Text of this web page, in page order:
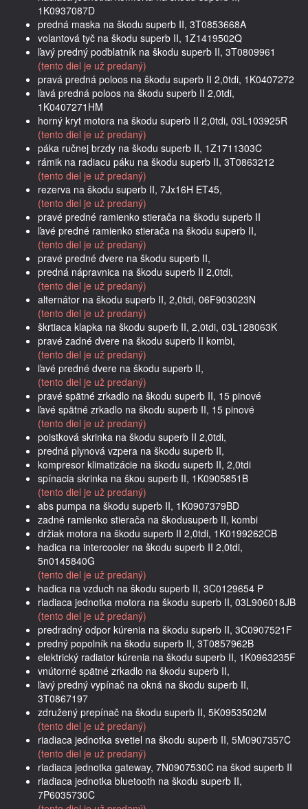
1K0937087D
predná maska na škodu superb II, 3T0853668A
volantová tyč na škodu superb II, 1Z1419502Q
ľavý predný podblatník na škodu superb II, 3T0809961
(tento diel je už predaný)
pravá predná poloos na škodu superb II 2,0tdi, 1K0407272
ľavá predná poloos na škodu superb II 2,0tdi,
1K0407271HM
horný kryt motora na škodu superb II 2,0tdi, 03L103925R
(tento diel je už predaný)
páka ručnej brzdy na škodu superb II, 1Z1711303C
rámik na radiacu páku na škodu superb II, 3T0863212
(tento diel je už predaný)
rezerva na škodu superb II, 7Jx16H ET45,
(tento diel je už predaný)
pravé predné ramienko stierača na škodu superb II
ľavé predné ramienko stierača na škodu superb II,
(tento diel je už predaný)
pravé predné dvere na škodu superb II,
predná nápravnica na škodu superb II 2,0tdi,
(tento diel je už predaný)
alternátor na škodu superb II, 2,0tdi, 06F903023N
(tento diel je už predaný)
škrtiaca klapka na škodu superb II, 2,0tdi, 03L128063K
pravé zadné dvere na škodu superb II kombi,
(tento diel je už predaný)
ľavé predné dvere na škodu superb II,
(tento diel je už predaný)
pravé spätné zrkadlo na škodu superb II, 15 pinové
ľavé spätné zrkadlo na škodu superb II, 15 pinové
(tento diel je už predaný)
poistková skrinka na škodu superb II 2,0tdi,
predná plynová vzpera na škodu superb II,
kompresor klimatizácie na škodu superb II, 2,0tdi
spínacia skrinka na škou superb II, 1K0905851B
(tento diel je už predaný)
abs pumpa na škodu superb II, 1K0907379BD
zadné ramienko stierača na škodusuperb II, kombi
držiak motora na škodu superb II 2,0tdi, 1K0199262CB
hadica na intercooler na škodu superb II 2,0tdi,
5n0145840G
(tento diel je už predaný)
hadica na vzduch na škodu superb II, 3C0129654 P
riadiaca jednotka motora na škodu superb II, 03L906018JB
(tento diel je už predaný)
predradný odpor kúrenia na škodu superb II, 3C0907521F
predný popolník na škodu superb II, 3T0857962B
elektrický radiator kúrenia na škodu superb II, 1K0963235F
vnútorné spätné zrkadlo na škodu superb II,
ľavý predný vypínač na okná na škodu superb II,
3T0867197
združený prepínač na škodu superb II, 5K0953502M
(tento diel je už predaný)
riadiaca jednotka svetiel na škodu superb II, 5M0907357C
(tento diel je už predaný)
riadiaca jednotka gateway, 7N0907530C na škod superb II
riadiaca jednotka bluetooth na škodu superb II,
7P6035730C